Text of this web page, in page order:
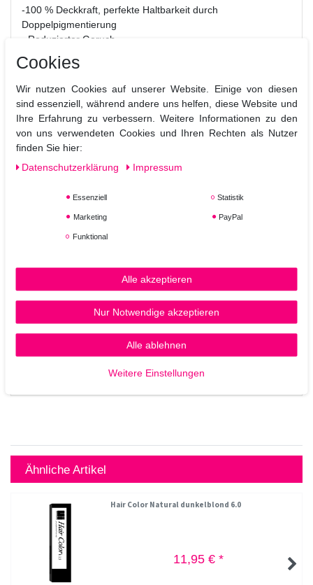
-100 % Deckkraft, perfekte Haltbarkeit durch
Doppelpigmentierung
- Reduzierter Geruch
- Einfache Anwendung
verhindern positive Ladung der Pflege in der Haarfarbe,
somit bestes Eindringen möglich.
Hair Color kann als Tönung und als Haarfarbe verwendet
werden.
Hier finden Sie Online die Farbkarten:
Ähnliche Artikel
Hair Color Natural dunkelblond 6.0
11,95 € *
Cookies
Wir nutzen Cookies auf unserer Website. Einige von diesen
sind essenziell, während andere uns helfen, diese Website und
Ihre Erfahrung zu verbessern. Weitere Informationen zu den
von uns verwendeten Cookies und Ihren Rechten als Nutzer
finden Sie hier:
Daten­schutz­erklärung
Impressum
Essenziell Statistik
Marketing PayPal
Funktional
Alle akzeptieren
Nur Notwendige akzeptieren
Alle ablehnen
Weitere Einstellungen